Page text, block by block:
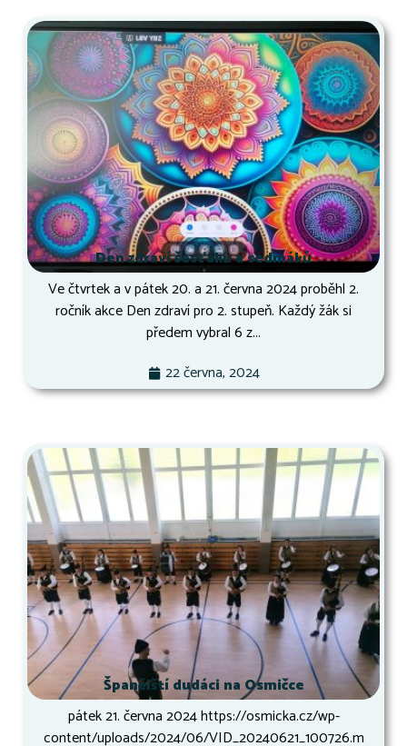
Den zdraví šesťáků a sedmáků
Ve čtvrtek a v pátek 20. a 21. června 2024 proběhl 2.
ročník akce Den zdraví pro 2. stupeň. Každý žák si
předem vybral 6 z...
22 června, 2024
Španělští dudáci na Osmičce
pátek 21. června 2024 https://osmicka.cz/wp-
content/uploads/2024/06/VID_20240621_100726.m